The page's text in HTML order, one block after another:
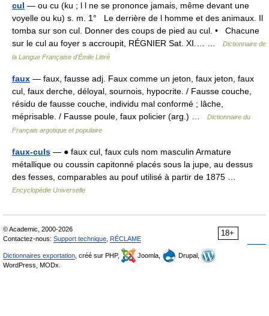
cul — ou cu (ku ; l l ne se prononce jamais, même devant une
voyelle ou ku) s. m. 1° Le derrière de l homme et des animaux. Il
tomba sur son cul. Donner des coups de pied au cul. • Chacune
sur le cul au foyer s accroupit, RÉGNIER Sat. XI.… …
Dictionnaire de
la Langue Française d'Émile Littré
faux — faux, fausse adj. Faux comme un jeton, faux jeton, faux
cul, faux derche, déloyal, sournois, hypocrite. / Fausse couche,
résidu de fausse couche, individu mal conformé ; lâche,
méprisable. / Fausse poule, faux policier (arg.) …
Dictionnaire du
Français argotique et populaire
faux-culs — ● faux cul, faux culs nom masculin Armature
métallique ou coussin capitonné placés sous la jupe, au dessus
des fesses, comparables au pouf utilisé à partir de 1875 …
Encyclopédie Universelle
18+
© Academic, 2000-2026
Contactez-nous: Support technique RÉCLAME
Dictionnaires exportation , créé sur PHP, Joomla,
Drupal,
WordPress, MODx.